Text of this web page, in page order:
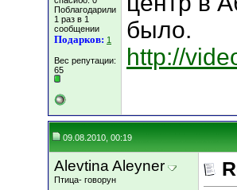
Поблагодарили
1 раз в 1
сообщении
Подарков: 1
Вес репутации:
65
было.
http://
09.08.2010, 00:19
Alevtina Aleyner
Птица- говорун